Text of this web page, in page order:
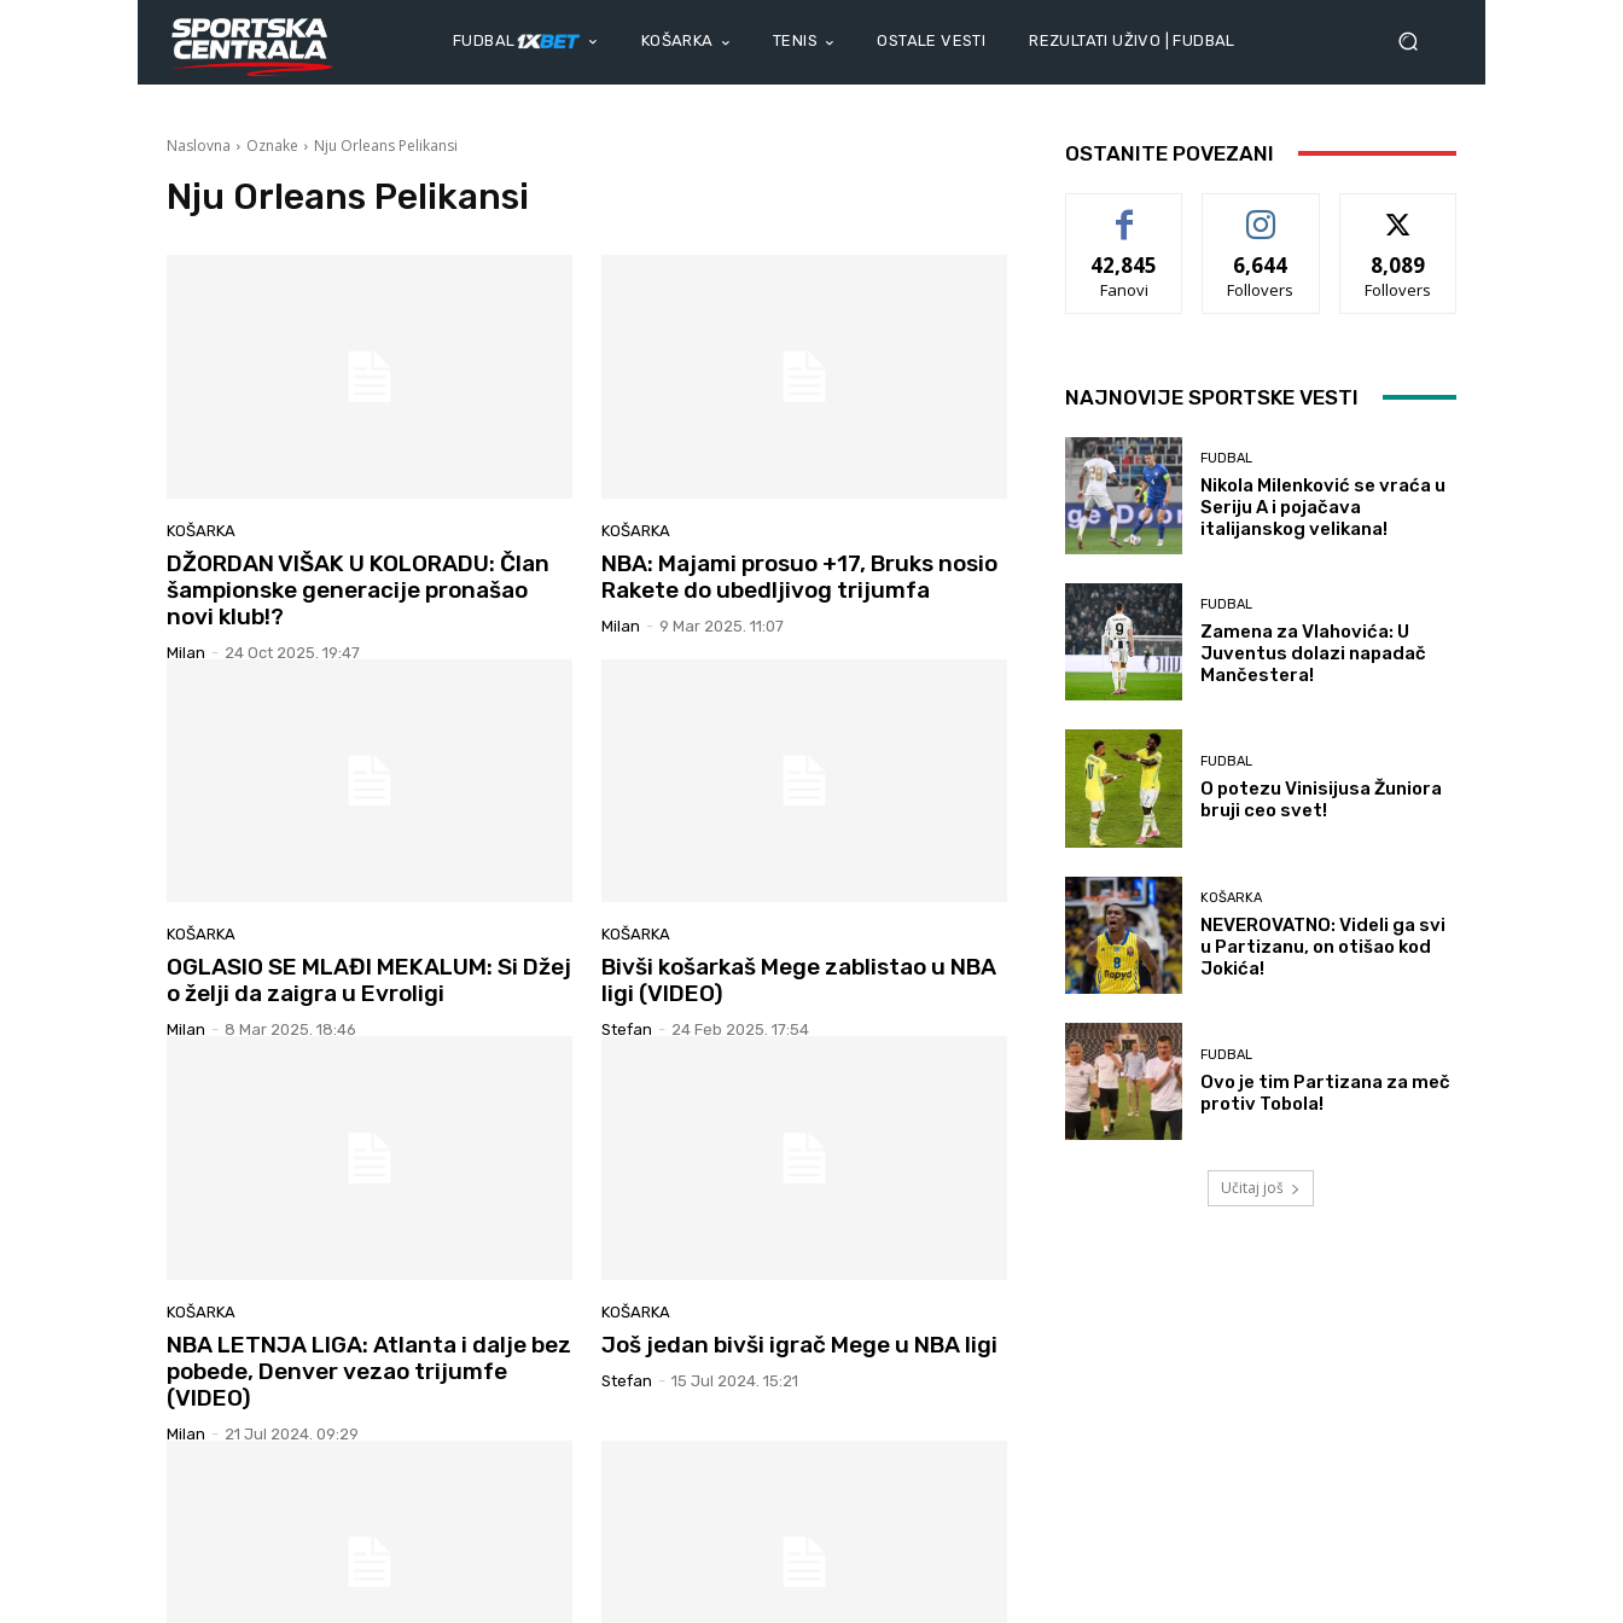
FUDBAL KOŠARKA TENIS OSTALE VESTI REZULTATI UŽIVO | FUDBAL
Naslovna Oznake Nju Orleans Pelikansi
Nju Orleans Pelikansi
KOŠARKA
DŽORDAN VIŠAK U KOLORADU: Član
šampionske generacije pronašao
novi klub!?
Milan - 24 Oct 2025. 19:47
KOŠARKA
NBA: Majami prosuo +17, Bruks nosio
Rakete do ubedljivog trijumfa
Milan - 9 Mar 2025. 11:07
KOŠARKA
OGLASIO SE MLAĐI MEKALUM: Si Džej
o želji da zaigra u Evroligi
Milan - 8 Mar 2025. 18:46
KOŠARKA
Bivši košarkaš Mege zablistao u NBA
ligi (VIDEO)
Stefan - 24 Feb 2025. 17:54
KOŠARKA
NBA LETNJA LIGA: Atlanta i dalje bez
pobede, Denver vezao trijumfe
(VIDEO)
Milan - 21 Jul 2024. 09:29
KOŠARKA
Još jedan bivši igrač Mege u NBA ligi
Stefan - 15 Jul 2024. 15:21
OSTANITE POVEZANI
42,845
Fanovi
6,644
Follovers
8,089
Follovers
NAJNOVIJE SPORTSKE VESTI
FUDBAL
Nikola Milenković se vraća u
Seriju A i pojačava
italijanskog velikana!
FUDBAL
Zamena za Vlahovića: U
Juventus dolazi napadač
Mančestera!
FUDBAL
O potezu Vinisijusa Žuniora
bruji ceo svet!
KOŠARKA
NEVEROVATNO: Videli ga svi
u Partizanu, on otišao kod
Jokića!
FUDBAL
Ovo je tim Partizana za meč
protiv Tobola!
Učitaj još